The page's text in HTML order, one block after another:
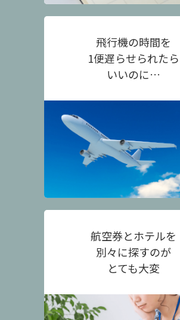
飛行機の時間を
1便遅らせられたら
いいのに…
航空券とホテルを
別々に探すのが
とても大変